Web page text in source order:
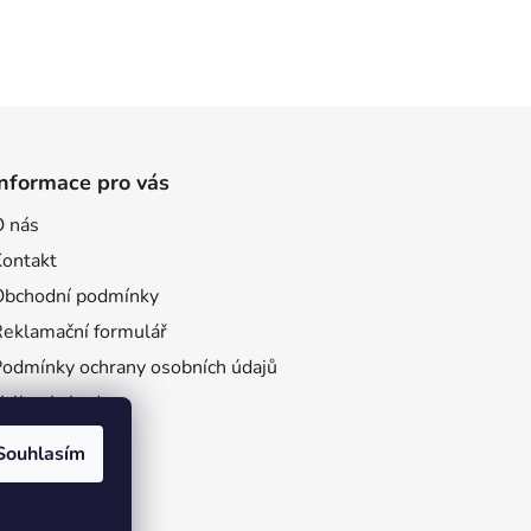
pro vás
nás
podmínky
formulář
ochrany osobních údajů
Pro firmy